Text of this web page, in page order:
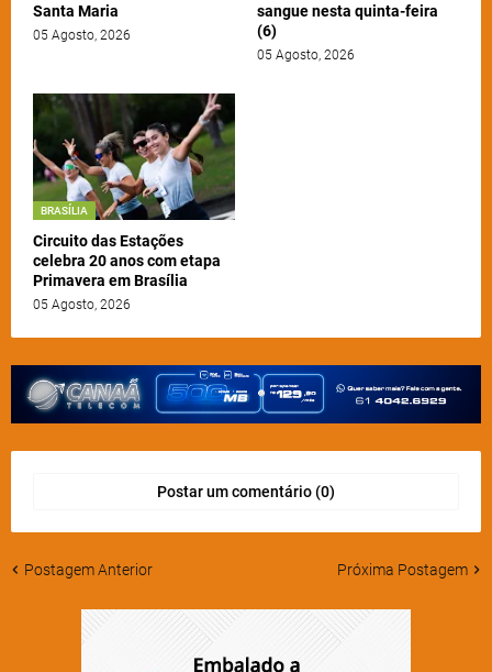
Santa Maria
05 Agosto, 2026
sangue nesta quinta-feira
(6)
05 Agosto, 2026
BRASÍLIA
Circuito das Estações
celebra 20 anos com etapa
Primavera em Brasília
05 Agosto, 2026
Postar um comentário (0)
Postagem Anterior Próxima Postagem